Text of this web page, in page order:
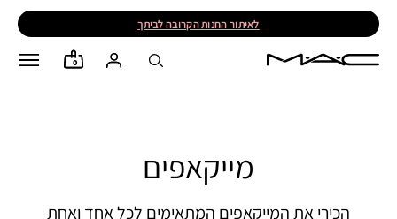
לאיתור החנות הקרובה לביתך
0
מייקאפים
הכירי את המייקאפים המתאימים לכל אחד ואחת